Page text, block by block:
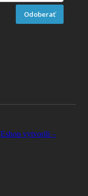
Odoberať
Eshop vytvorili –